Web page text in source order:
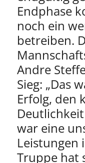
Endphase
noch ein
betreiben.
Andre
Sieg: „Das
Erfolg, den
war eine
Leistungen
Truppe hat